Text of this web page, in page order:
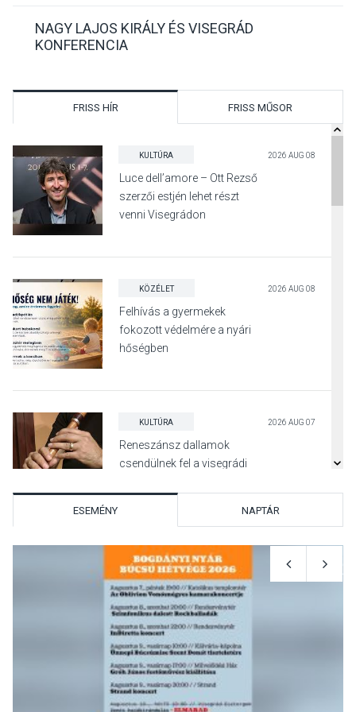
NAGY LAJOS KIRÁLY ÉS VISEGRÁD
KONFERENCIA
FRISS HÍR FRISS MŰSOR
KULTÚRA 2026 AUG 08
Luce dell’amore – Ott Rezső
szerzői estjén lehet részt
venni Visegrádon
KÖZÉLET 2026 AUG 08
Felhívás a gyermekek
fokozott védelmére a nyári
hőségben
KULTÚRA 2026 AUG 07
Reneszánsz dallamok
csendülnek fel a visegrádi
KULTÚRA
Dunavirág Ünnep Verőcén –
két nap a Duna élővilágának
jegyében
TERMÉSZETI KÖRNYEZET
ESEMÉNY NAPTÁR